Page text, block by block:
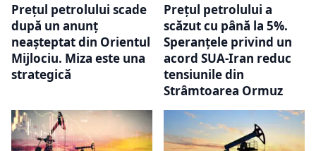
Prețul petrolului scade
după un anunț
neașteptat din Orientul
Mijlociu. Miza este una
strategică
Prețul petrolului a
scăzut cu până la 5%.
Speranțele privind un
acord SUA-Iran reduc
tensiunile din
Strâmtoarea Ormuz